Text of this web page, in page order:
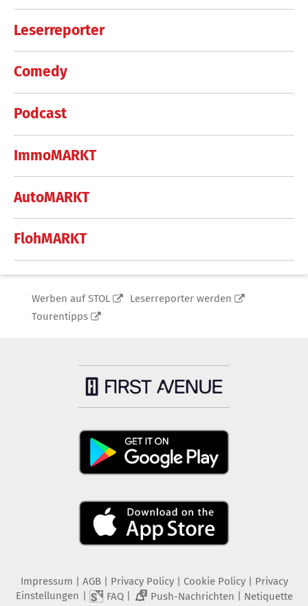
Leserreporter
Comedy
Podcast
ImmoMARKT
AutoMARKT
FlohMARKT
Werben auf STOL
Leserreporter werden
Tourentipps
Impressum | AGB | Privacy Policy| Cookie Policy| Privacy
Einstellungen | FAQ| 2 Push-Nachrichten | Netiquette